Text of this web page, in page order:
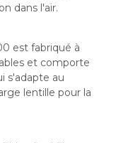
dans l'air.
est fabriqué à
et comporte
s'adapte au
lentille pour la